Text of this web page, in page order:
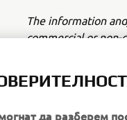
The information
commercial or
Always ride in a
да разберем